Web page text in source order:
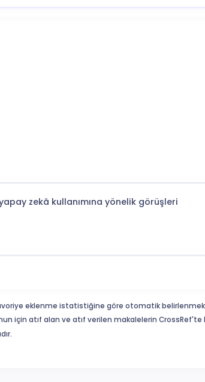
zekâ kullanımına yönelik görüşleri
eklenme istatistiğine göre otomatik
için atıf alan ve atıf verilen makalelerin CrossRef'te